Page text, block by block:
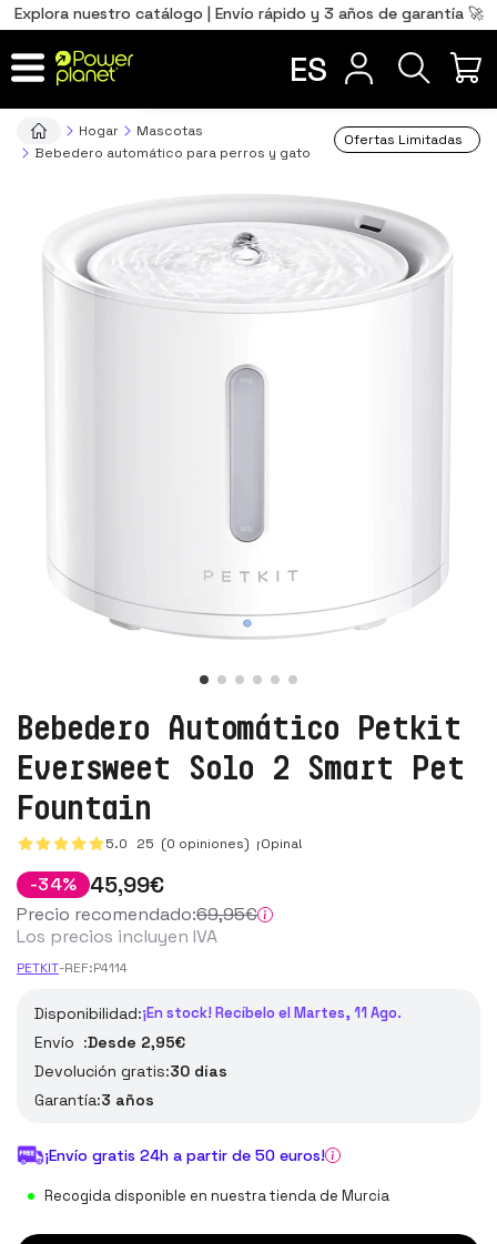
Explora nuestro catálogo | Envío rápido y 3 años de garantía 🚀
ES
Hogar
Mascotas
Bebedero automático para perros y gato
Ofertas Limitadas
Bebedero Automático Petkit
Eversweet Solo 2 Smart Pet
Fountain
5.0 25 (0 opiniones) ¡Opina!
-34% 45,99€
Precio recomendado:69,95€
Los precios incluyen IVA
PETKIT-REF:P4114
Disponibilidad:¡En stock! Recíbelo el Martes, 11 Ago.
Envío :Desde 2,95€
Devolución gratis:30 días
Garantía:3 años
¡Envío gratis 24h a partir de 50 euros!
Recogida disponible en nuestra tienda de Murcia
Total 0,00€
IR AL CARRITO
Português
PT
FR